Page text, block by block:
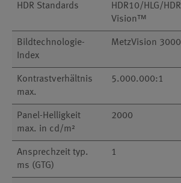
HDR Standards
HDR10/HLG/
Vision™
Bildtechnologie-
Index
MetzVision 3000
Kontrastverhältnis
max.
5.000.000:1
Panel-Helligkeit
max. in cd/m²
2000
Ansprechzeit typ.
ms (GTG)
1